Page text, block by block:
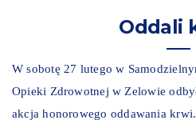
Oddali
W sobotę 27 lutego w
Opieki Zdrowotnej w Zelowie
akcja honorowego oddawania